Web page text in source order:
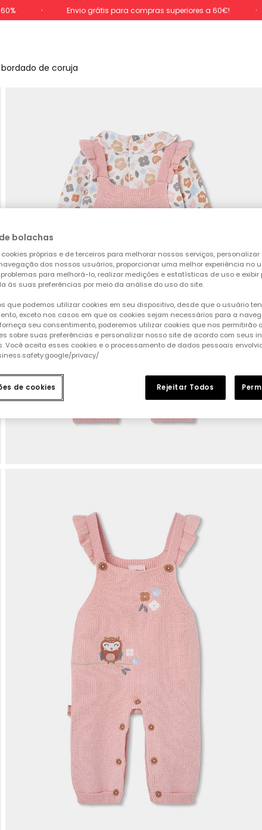
Envio grátis para compras superiores a 60€!
de coruja
bolachas
próprias e de terceiros para melhorar nossos serviços, personalizar
dos nossos usuários, proporcionar uma melhor experiência no
para melhorá-lo, realizar medições e estatísticas de uso e
às suas preferências por meio da análise do uso do site.
que podemos utilizar cookies em seu dispositivo, desde que o usuário
exceto nos casos em que os cookies sejam necessários para a
seu consentimento, poderemos utilizar cookies que nos permitirão
sobre suas preferências e personalizar nosso site de acordo com seus
Você aceita esses cookies e o processamento de dados pessoais
privacy/
de cookies Rejeitar Todos